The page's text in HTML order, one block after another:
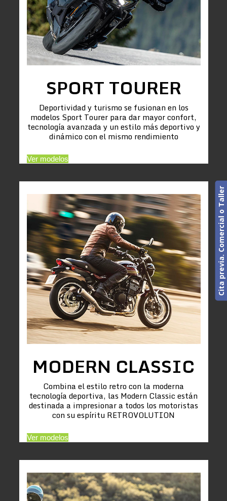
SPORT TOURER
Deportividad y turismo se fusionan en los
modelos Sport Tourer para dar mayor confort,
tecnología avanzada y un estilo más deportivo y
dinámico con el mismo rendimiento
Ver modelos
MODERN CLASSIC
Combina el estilo retro con la moderna
tecnología deportiva, las Modern Classic están
destinada a impresionar a todos los motoristas
con su espíritu RETROVOLUTION
Ver modelos
Cita previa. Comercial o Taller